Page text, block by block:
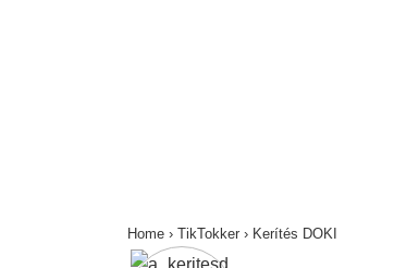
Home › TikTokker › Kerítés DOKI